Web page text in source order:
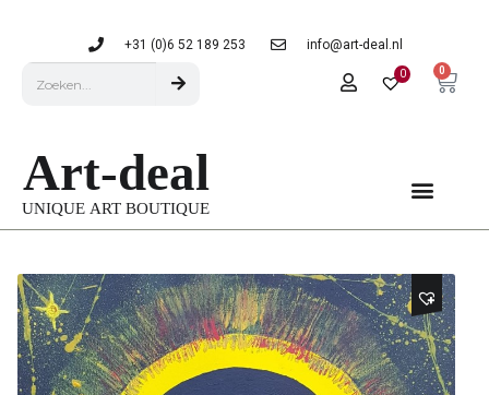
+31 (0)6 52 189 253 info@art-deal.nl
0 0